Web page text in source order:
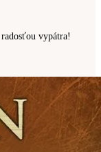
vypátra!